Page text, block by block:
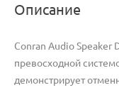
Описание
Conran Audio Speaker
превосходной
демонстрирует